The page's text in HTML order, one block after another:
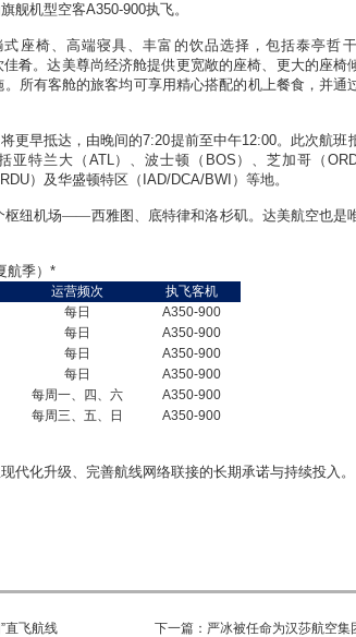
舰机型空客A350-900执飞。
座椅、高端寝具、丰富的饮品选择，包括泰亭哲
肴。达美尊尚经济舱提供更宽敞的座椅、更大的座椅
所有客舱的旅客均可享用精心搭配的机上餐食，并通
更早抵达，由晚间的7:20提前至中午12:00。此次航班
亚特兰大（ ATL）、波士顿（ BOS ）、芝加哥（
RDU）及华盛顿特区（ IAD/DCA/BWI ）等地。
枢纽机场——西雅图、底特律和洛杉矶。达美航空也是
季） *
运营频次
执飞客机
每日
A350-900
每日
A350-900
每日
A350-900
每日
A350-900
每周一、四、六
A350-900
每周三、五、日 A350-900
代化升级、完善航线网络联接的长期承诺与持续投入。
直飞航线 下一篇：严冰被任命为汉莎航空集